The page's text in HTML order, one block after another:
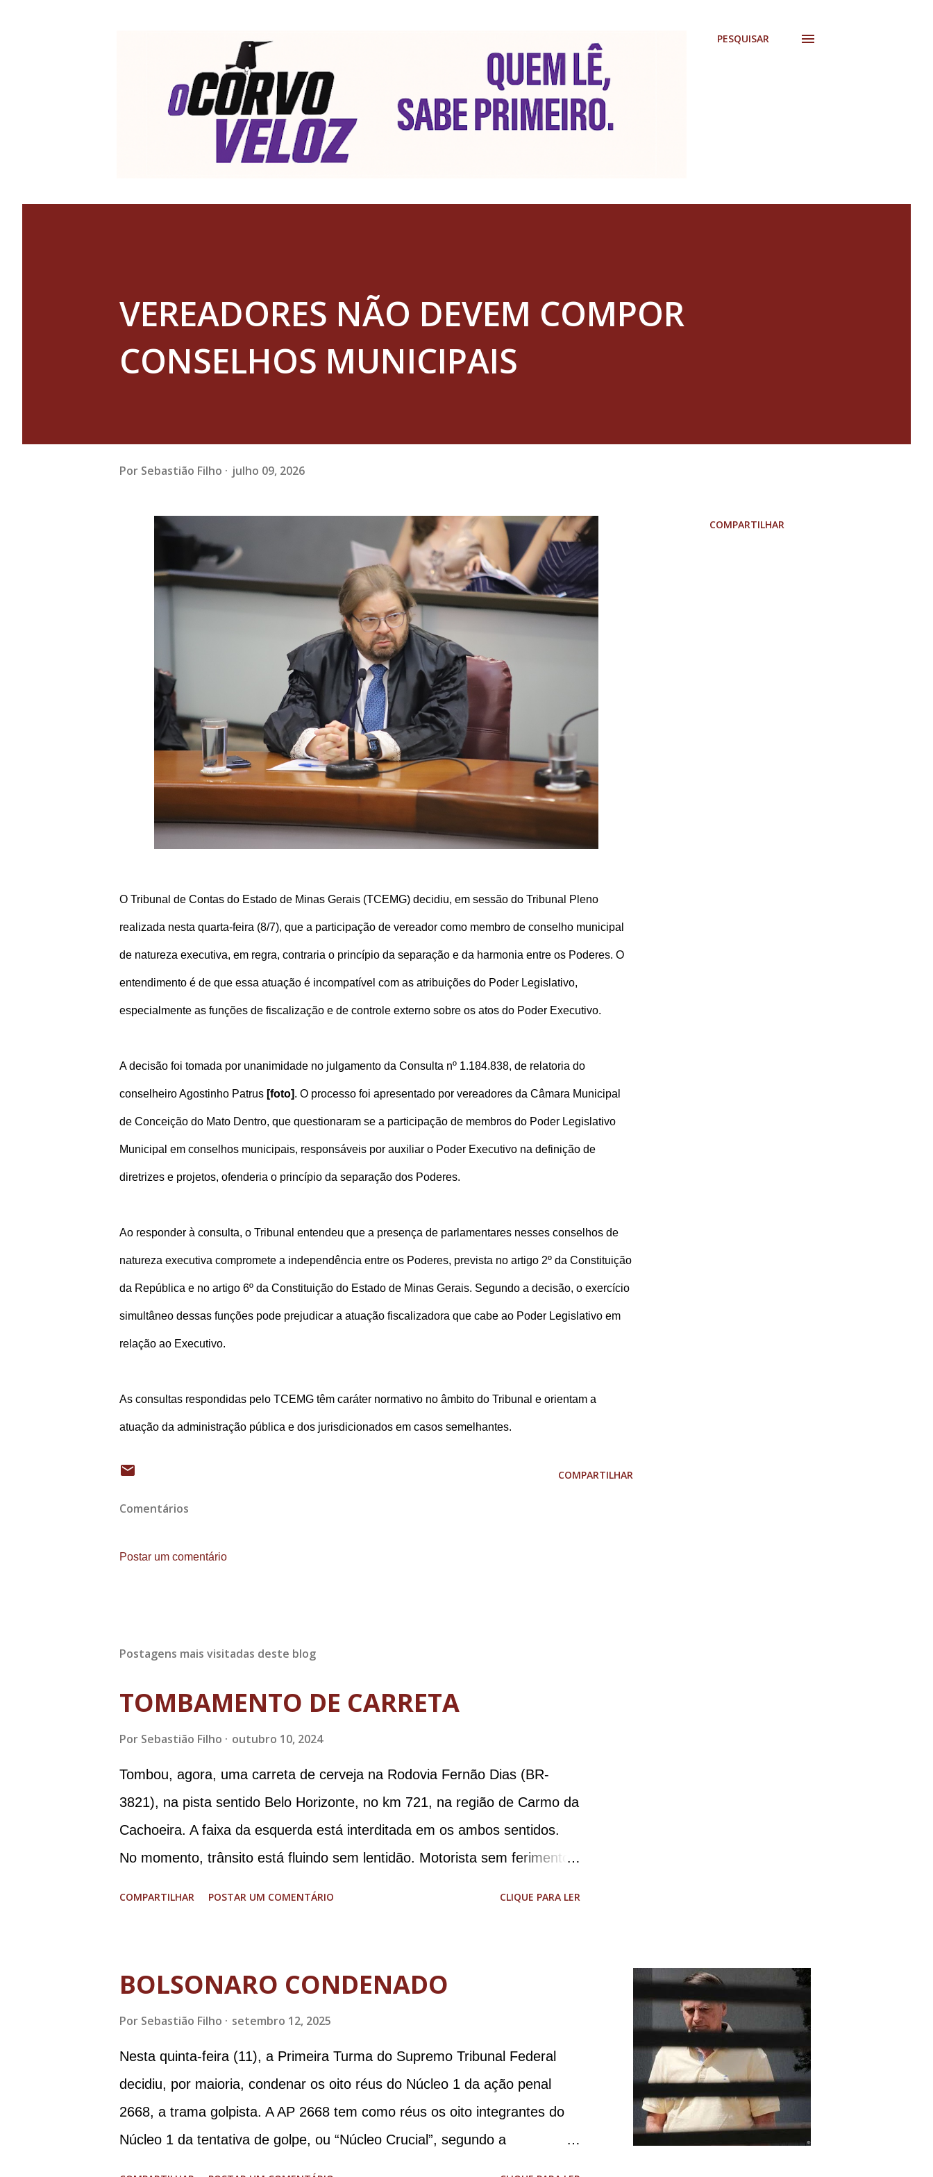
PESQUISAR
VEREADORES NÃO DEVEM COMPOR
CONSELHOS MUNICIPAIS
Por Sebastião Filho julho 09, 2026
O Tribunal de Contas do Estado de Minas Gerais (TCEMG) decidiu, em sessão do Tribunal Pleno
realizada nesta quarta-feira (8/7), que a participação de vereador como membro de conselho municipal
de natureza executiva, em regra, contraria o princípio da separação e da harmonia entre os Poderes. O
entendimento é de que essa atuação é incompatível com as atribuições do Poder Legislativo,
especialmente as funções de fiscalização e de controle externo sobre os atos do Poder Executivo.
A decisão foi tomada por unanimidade no julgamento da Consulta nº 1.184.838, de relatoria do
conselheiro Agostinho Patrus [foto]. O processo foi apresentado por vereadores da Câmara Municipal
de Conceição do Mato Dentro, que questionaram se a participação de membros do Poder Legislativo
Municipal em conselhos municipais, responsáveis por auxiliar o Poder Executivo na definição de
diretrizes e projetos, ofenderia o princípio da separação dos Poderes.
Ao responder à consulta, o Tribunal entendeu que a presença de parlamentares nesses conselhos de
natureza executiva compromete a independência entre os Poderes, prevista no artigo 2º da Constituição
da República e no artigo 6º da Constituição do Estado de Minas Gerais. Segundo a decisão, o exercício
simultâneo dessas funções pode prejudicar a atuação fiscalizadora que cabe ao Poder Legislativo em
relação ao Executivo.
As consultas respondidas pelo TCEMG têm caráter normativo no âmbito do Tribunal e orientam a
atuação da administração pública e dos jurisdicionados em casos semelhantes.
COMPARTILHAR
COMPARTILHAR
Comentários
Postar um comentário
Postagens mais visitadas deste blog
TOMBAMENTO DE CARRETA
Por Sebastião Filho outubro 10, 2024
Tombou, agora, uma carreta de cerveja na Rodovia Fernão Dias (BR-
3821), na pista sentido Belo Horizonte, no km 721, na região de Carmo da
Cachoeira. A faixa da esquerda está interditada em os ambos sentidos.
No momento, trânsito está fluindo sem lentidão. Motorista sem ferimentos
COMPARTILHAR POSTAR UM COMENTÁRIO CLIQUE PARA LER
BOLSONARO CONDENADO
Por Sebastião Filho setembro 12, 2025
Nesta quinta-feira (11), a Primeira Turma do Supremo Tribunal Federal
decidiu, por maioria, condenar os oito réus do Núcleo 1 da ação penal
2668, a trama golpista. A AP 2668 tem como réus os oito integrantes do
Núcleo 1 da tentativa de golpe, ou “Núcleo Crucial”, segundo a